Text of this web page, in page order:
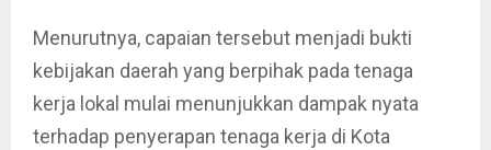
Menurutnya, capaian tersebut menjadi bukti
kebijakan daerah yang berpihak pada tenaga
kerja lokal mulai menunjukkan dampak nyata
terhadap penyerapan tenaga kerja di Kota